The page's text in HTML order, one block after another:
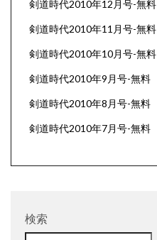
剣道時代2010年12月号-無料
剣道時代2010年11月号-無料
剣道時代2010年10月号-無料
剣道時代2010年9月号-無料
剣道時代2010年8月号-無料
剣道時代2010年7月号-無料
検索